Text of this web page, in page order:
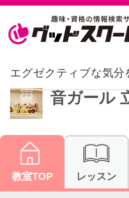
エグゼクティブな気分
音ガール
教室TOP レッスン